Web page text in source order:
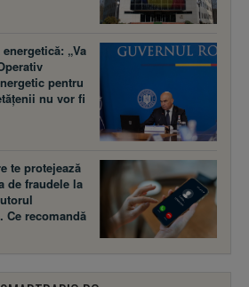
„Va
pentru
nu vor fi
te protejează
de fraudele la
Ce recomandă